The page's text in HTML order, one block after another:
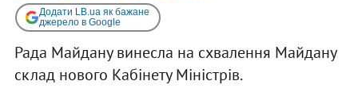
Додати LB.ua як бажане
джерело в Google
Рада Майдану винесла на схвалення Майдану
склад нового Кабінету Міністрів.